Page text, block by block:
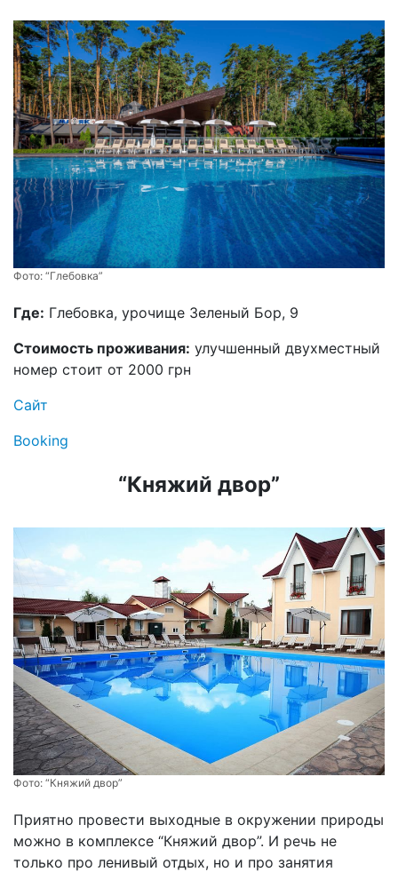
Фото: “Глебовка”
Где: Глебовка, урочище Зеленый Бор, 9
Стоимость проживания: улучшенный двухместный
номер стоит от 2000 грн
Сайт
Booking
“Княжий двор”
Фото: “Княжий двор”
Приятно провести выходные в окружении природы
можно в комплексе “Княжий двор”. И речь не
только про ленивый отдых, но и про занятия